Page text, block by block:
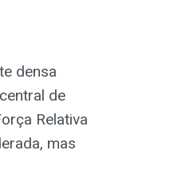
densa
de
Relativa
mas